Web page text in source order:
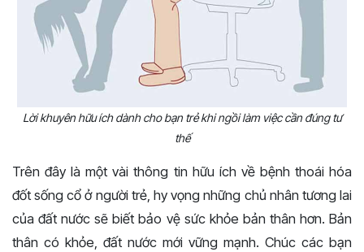
Lời khuyên hữu ích dành cho bạn trẻ khi ngồi làm việc cần đúng tư
thế
Trên đây là một vài thông tin hữu ích về bệnh thoái hóa
đốt sống cổ ở người trẻ, hy vọng những chủ nhân tương lai
của đất nước sẽ biết bảo vệ sức khỏe bản thân hơn. Bản
thân có khỏe, đất nước mới vững mạnh. Chúc các bạn